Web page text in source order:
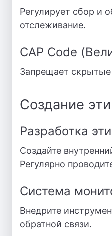
Регулирует сбор и
отслеживание.
CAP Code
Запрещает скрытые
Создание
Разработка
Создайте
Регулярно
Система
Внедрите
обратной связи.